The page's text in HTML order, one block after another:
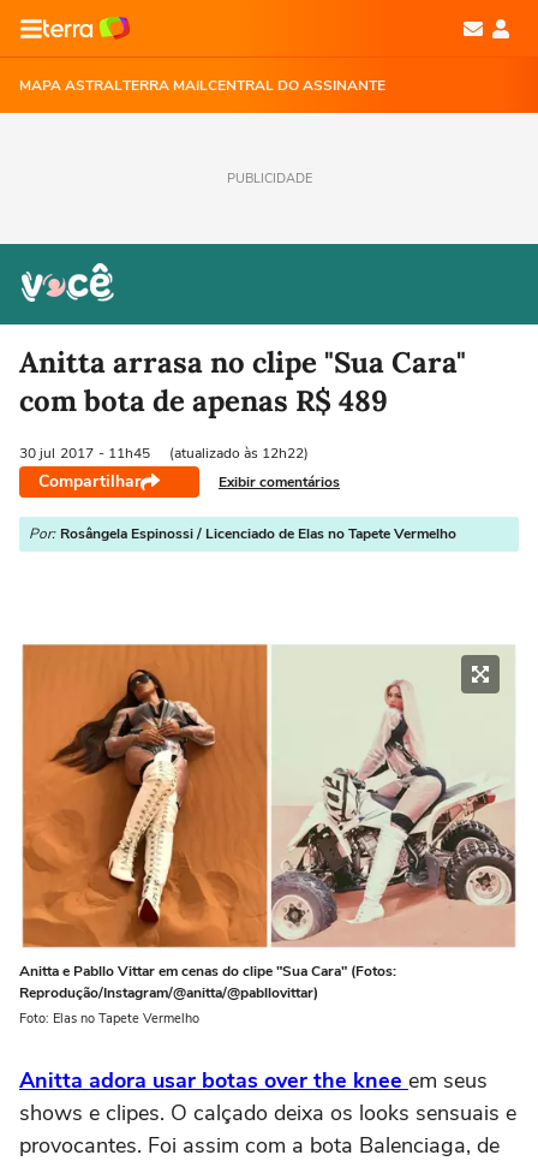
MAPA ASTRALTERRA MAILCENTRAL DO ASSINANTE
PUBLICIDADE
Anitta arrasa no clipe "Sua Cara"
com bota de apenas R$ 489
30 jul 2017 - 11h45 (atualizado às 12h22)
Compartilhar Exibir comentários
Por: Rosângela Espinossi / Licenciado de Elas no Tapete Vermelho
Anitta e Pabllo Vittar em cenas do clipe "Sua Cara" (Fotos:
Reprodução/Instagram/@anitta/@pabllovittar)
Foto: Elas no Tapete Vermelho
Anitta adora usar botas over the knee em seus
shows e clipes. O calçado deixa os looks sensuais e
provocantes. Foi assim com a bota Balenciaga, de